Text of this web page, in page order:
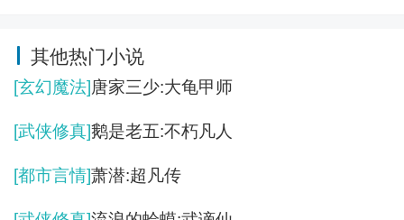
其他热门小说
[玄幻魔法]唐家三少:大龟甲师
[武侠修真]鹅是老五:不朽凡人
[都市言情]萧潜:超凡传